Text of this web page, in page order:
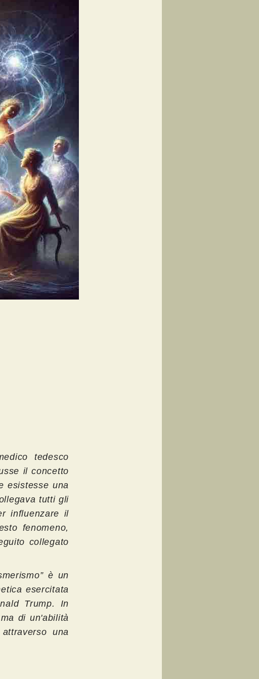
tedesco
il concetto
esistesse una
tutti gli
influenzare il
fenomeno,
collegato
è un
esercitata
Trump. In
di un'abilità
una